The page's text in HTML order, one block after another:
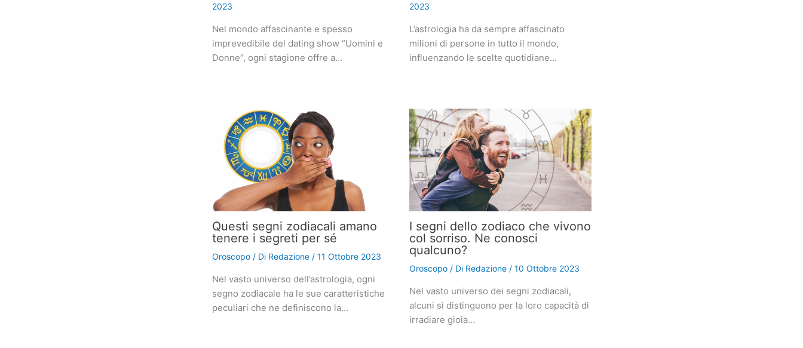
2023
Nel mondo affascinante e spesso
imprevedibile del dating show “Uomini e
Donne”, ogni stagione offre a…
2023
L’astrologia ha da sempre affascinato
milioni di persone in tutto il mondo,
influenzando le scelte quotidiane…
Questi segni zodiacali amano
tenere i segreti per sé
Oroscopo/ Di Redazione / 11 Ottobre 2023
Nel vasto universo dell’astrologia, ogni
segno zodiacale ha le sue caratteristiche
peculiari che ne definiscono la…
I segni dello zodiaco che vivono
col sorriso. Ne conosci
qualcuno?
Oroscopo/ Di Redazione / 10 Ottobre 2023
Nel vasto universo dei segni zodiacali,
alcuni si distinguono per la loro capacità di
irradiare gioia…